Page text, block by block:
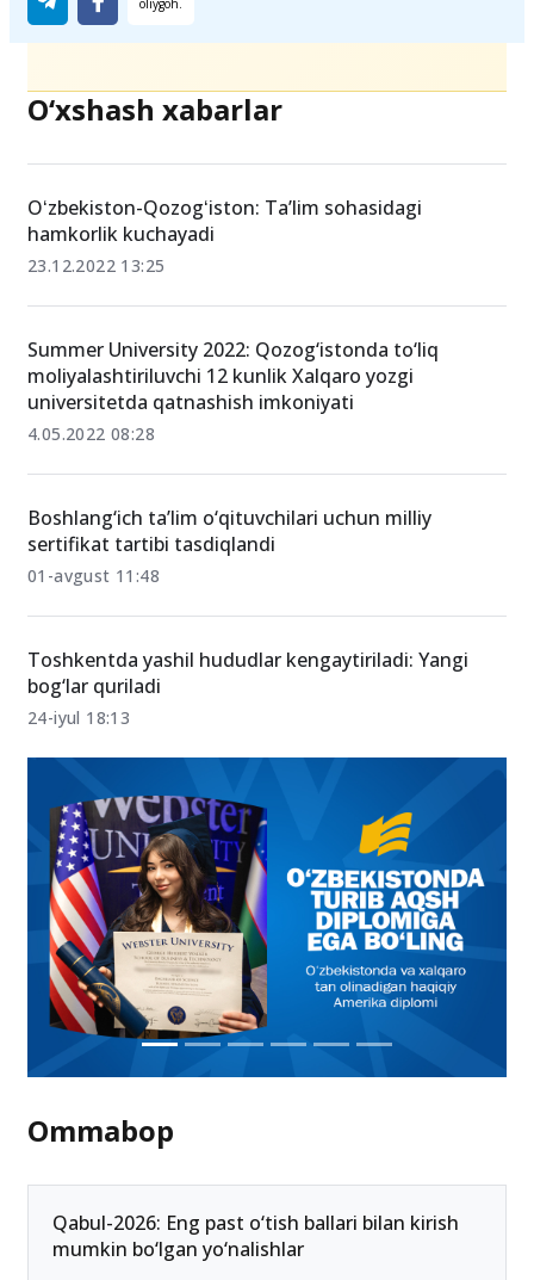
O‘xshash xabarlar
Oʻzbekiston-Qozogʻiston: Taʼlim sohasidagi
hamkorlik kuchayadi
23.12.2022 13:25
Summer University 2022: Qozog‘istonda to‘liq
moliyalashtiriluvchi 12 kunlik Xalqaro yozgi
universitetda qatnashish imkoniyati
4.05.2022 08:28
Boshlang‘ich ta’lim o‘qituvchilari uchun milliy
sertifikat tartibi tasdiqlandi
01-avgust 11:48
Toshkentda yashil hududlar kengaytiriladi: Yangi
bog‘lar quriladi
24-iyul 18:13
Ommabop
Qabul-2026: Eng past o‘tish ballari bilan kirish
mumkin bo‘lgan yo‘nalishlar